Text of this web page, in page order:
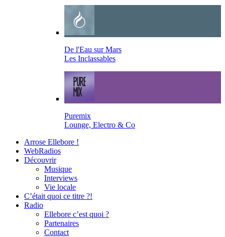
De l'Eau sur Mars
Les Inclassables
Puremix
Lounge, Electro & Co
Arrose Ellebore !
WebRadios
Découvrir
Musique
Interviews
Vie locale
C’était quoi ce titre ?!
Radio
Ellebore c’est quoi ?
Partenaires
Contact